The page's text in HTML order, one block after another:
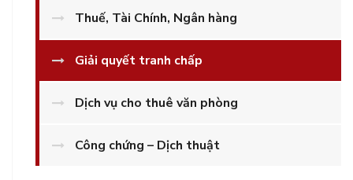
Thuế, Tài Chính, Ngân hàng
Giải quyết tranh chấp
Dịch vụ cho thuê văn phòng
Công chứng – Dịch thuật